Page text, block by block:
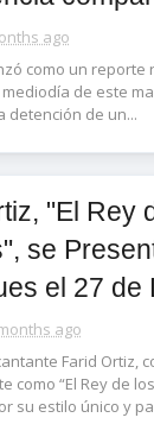
ago
como un reporte
de este
detención de un...
"El Rey
se
el 27 de
ago
Farid Ortiz,
como “El Rey de
su estilo único y